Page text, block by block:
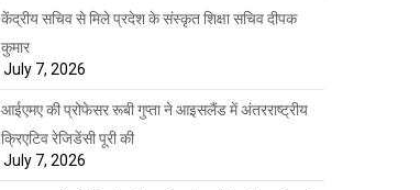
केंद्रीय सचिव से मिले प्रदेश के संस्कृत शिक्षा सचिव दीपक
कुमार
July 7, 2026
आईएमए की प्रोफेसर रूबी गुप्ता ने आइसलैंड में अंतरराष्ट्रीय
क्रिएटिव रेजिडेंसी पूरी की
July 7, 2026